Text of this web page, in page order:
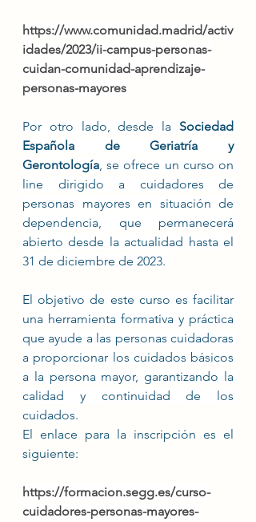
https://www.comunidad.madrid/activ
idades/2023/ii-campus-personas-
cuidan-comunidad-aprendizaje-
personas-mayores
Por otro lado, desde la Sociedad
Española de Geriatría y
Gerontología, se ofrece un curso on
line dirigido a cuidadores de
personas mayores en situación de
dependencia, que permanecerá
abierto desde la actualidad hasta el
31 de diciembre de 2023.
El objetivo de este curso es facilitar
una herramienta formativa y práctica
que ayude a las personas cuidadoras
a proporcionar los cuidados básicos
a la persona mayor, garantizando la
calidad y continuidad de los
cuidados.
El enlace para la inscripción es el
siguiente:
https://formacion.segg.es/curso-
cuidadores-personas-mayores-